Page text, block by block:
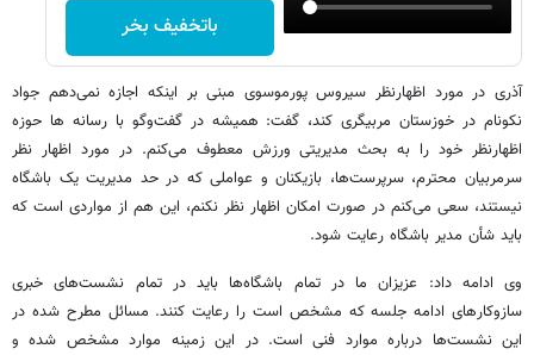
باتخفیف بخر
آذری در مورد اظهارنظر سیروس پورموسوی مبنی بر اینکه اجازه نمی‌دهم جواد
نکونام در خوزستان مربیگری کند، گفت: همیشه در گفت‌وگو با رسانه ها حوزه
اظهارنظر خود را به بحث مدیریتی ورزش معطوف می‌کنم. در مورد اظهار نظر
سرمربیان محترم، سرپرست‌ها، بازیکنان و عواملی که در حد مدیریت یک باشگاه
نیستند، سعی می‌کنم در صورت امکان اظهار نظر نکنم، این هم از مواردی است که
باید شأن مدیر باشگاه رعایت شود.
وی ادامه داد: عزیزان ما در تمام باشگاه‌ها باید در تمام نشست‌های خبری
سازوکارهای ادامه جلسه که مشخص است را رعایت کنند. مسائل مطرح شده در
این نشست‌ها درباره موارد فنی است. در این زمینه موارد مشخص شده و